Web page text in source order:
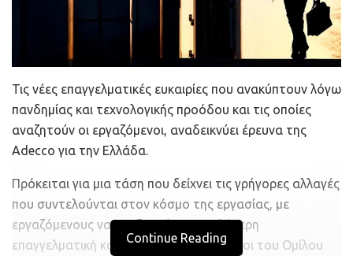
Τις νέες επαγγελματικές ευκαιρίες που ανακύπτουν λόγω
πανδημίας και τεχνολογικής προόδου και τις οποίες
αναζητούν οι εργαζόμενοι, αναδεικνύει έρευνα της
Adecco για την Ελλάδα.
Πρόκειται για μια τάση που δείχνει τις γρήγορες αλλαγές
που συντελούνται στον κόσμο της εργασίας, με
εργαζόμενους να αναζητούν την καλύτερη
επαγγελματική κατεύθυνση. Οι σύμβουλοι του Ομίλου
Continue Reading